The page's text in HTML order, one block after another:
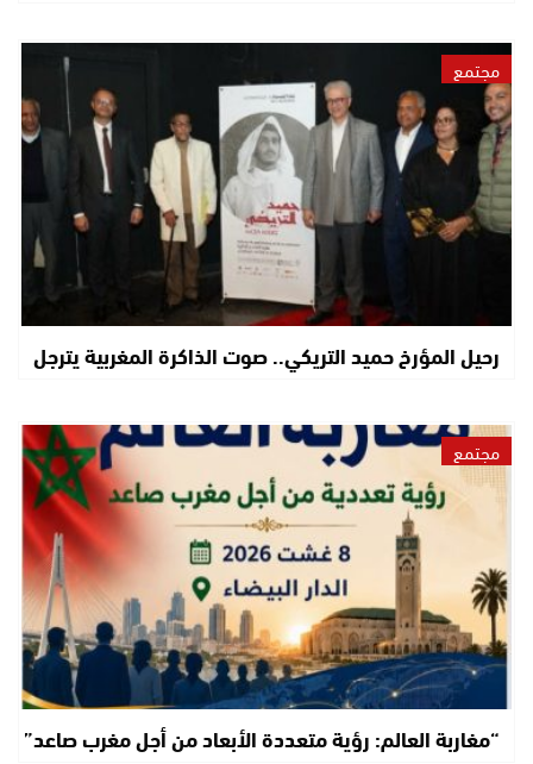
مجتمع
رحيل المؤرخ حميد التريكي.. صوت الذاكرة المغربية يترجل
مجتمع
“مغاربة العالم: رؤية متعددة الأبعاد من أجل مغرب صاعد”